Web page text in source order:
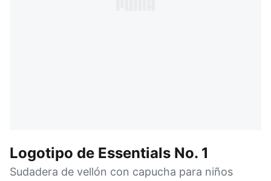
Logotipo de Essentials No. 1
Sudadera de vellón con capucha para niños